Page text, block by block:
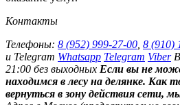
Контакты
Телефоны: 8 (952) 999-27-00 8 (910)
и Telegram Whatsapp Telegram Viber
21:00 без выходных Если вы не
находимся в лесу на делянке. Как
вернуться в зону действия сети,